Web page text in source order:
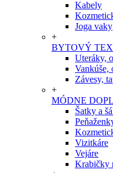
Kabely
Joga vaky
+
BYTOVÝ
Uteráky,
Vankúše,
Závesy,
+
MÓDNE
Šatky a
Vizitkáre
Vejáre
Krabičky